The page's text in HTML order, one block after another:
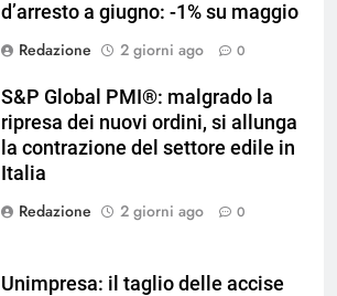
d’arresto a giugno: -1% su maggio
Redazione
2 giorni ago 0
S&P Global PMI®: malgrado la
ripresa dei nuovi ordini, si allunga
la contrazione del settore edile in
Italia
Redazione
2 giorni ago 0
Unimpresa: il taglio delle accise